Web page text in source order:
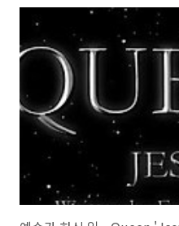
보통 두 가지 질문을 하십니다.1. 그
을 할 것인가? 바쁜 직장생활이었지
었고, 덕분에 매우 긴 시간이 걸렸지
분들이 일상적으로 누리는 부분을
들면, 퇴근 후 캔맥주+TV시청이나